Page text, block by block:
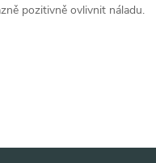
pozitivně ovlivnit náladu.